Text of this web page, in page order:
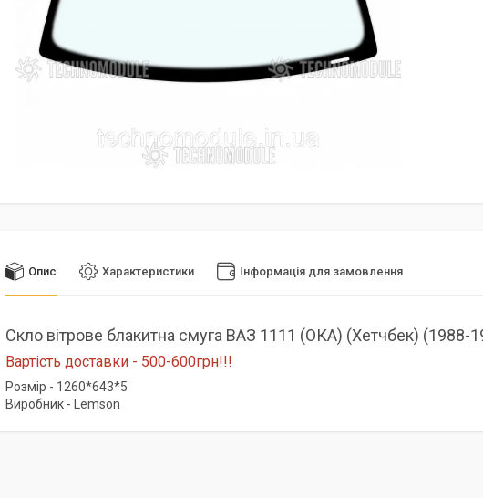
Опис Характеристики Інформація для замовлення
Скло вітрове блакитна смуга ВАЗ 1111 (ОКА) (Хетчбек) (1988-
Вартість доставки - 500-600грн!!!
Розмір - 1260*643*5
Виробник - Lemson